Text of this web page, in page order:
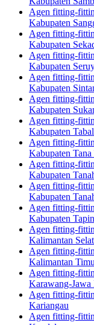
Agen fitting-
Kabupaten
Agen fitting-
Kabupaten
Agen fitting-
Kabupaten
Agen fitting-
Kabupaten
Agen fitting-
Kabupaten
Agen fitting-
Kabupaten
Agen fitting-
Kabupaten
Agen fitting-
Kabupaten
Agen fitting-
Kabupaten
Agen fitting-
Kabupaten Tapin
Agen fitting-
Kalimantan
Agen fitting-
Kalimantan
Agen fitting-
Karawang-Jawa
Agen fitting-
Kariangau
Agen fitting-